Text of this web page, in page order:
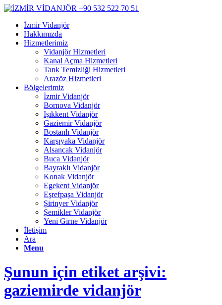
İzmir Vidanjör
Hakkımızda
Hizmetlerimiz
Vidanjör Hizmetleri
Kanal Açma Hizmetleri
Tank Temizliği Hizmetleri
Arazöz Hizmetleri
Bölgelerimiz
İzmir Vidanjör
Bornova Vidanjör
Işıkkent Vidanjör
Gaziemir Vidanjör
Bostanlı Vidanjör
Karşıyaka Vidanjör
Alsancak Vidanjör
Buca Vidanjör
Bayraklı Vidanjör
Konak Vidanjör
Egekent Vidanjör
Eşrefpaşa Vidanjör
Şirinyer Vidanjör
Şemikler Vidanjör
Yeni Girne Vidanjör
İletişim
Ara
Menu
Şunun için etiket arşivi:
gaziemirde vidanjör